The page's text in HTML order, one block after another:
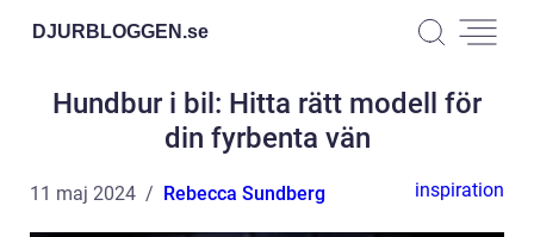
DJURBLOGGEN.se
Hundbur i bil: Hitta rätt modell för
din fyrbenta vän
11 maj 2024 Rebecca Sundberg inspiration